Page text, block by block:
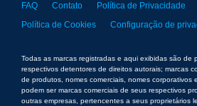
FAQ Contato Política de Privacidade
Política de Cookies
Configuração de
Todas as marcas registradas e aqui exibidas são de
respectivos detentores de direitos autorais; marcas
de produtos, nomes comerciais, nomes corporativos
podem ser marcas comerciais de seus respectivos
outras empresas, pertencentes a seus proprietários